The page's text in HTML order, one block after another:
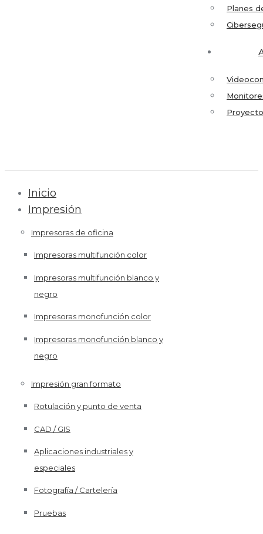
Planes
Inicio
Impresión
Impresoras de oficina
Impresoras multifunción color
Impresoras multifunción blanco y
negro
Impresoras monofunción color
Impresoras monofunción blanco y
negro
Impresión gran formato
Rotulación y punto de venta
CAD / GIS
Aplicaciones industriales y
especiales
Fotografía / Cartelería
Pruebas